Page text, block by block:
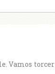
Vamos